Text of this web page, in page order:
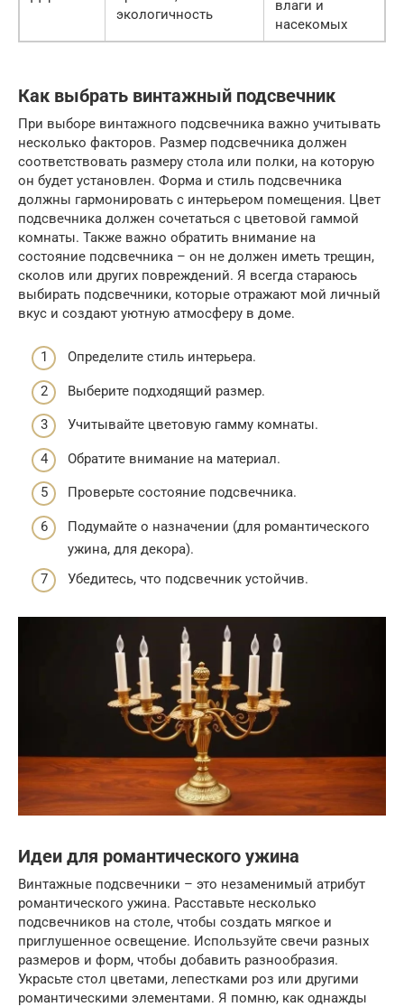
экологичность
влаги и
насекомых
Как выбрать винтажный подсвечник
При выборе винтажного подсвечника важно учитывать
несколько факторов. Размер подсвечника должен
соответствовать размеру стола или полки, на которую
он будет установлен. Форма и стиль подсвечника
должны гармонировать с интерьером помещения. Цвет
подсвечника должен сочетаться с цветовой гаммой
комнаты. Также важно обратить внимание на
состояние подсвечника – он не должен иметь трещин,
сколов или других повреждений. Я всегда стараюсь
выбирать подсвечники, которые отражают мой личный
вкус и создают уютную атмосферу в доме.
Определите стиль интерьера.
Выберите подходящий размер.
Учитывайте цветовую гамму комнаты.
Обратите внимание на материал.
Проверьте состояние подсвечника.
Подумайте о назначении (для романтического
ужина, для декора).
Убедитесь, что подсвечник устойчив.
Идеи для романтического ужина
Винтажные подсвечники – это незаменимый атрибут
романтического ужина. Расставьте несколько
подсвечников на столе, чтобы создать мягкое и
приглушенное освещение. Используйте свечи разных
размеров и форм, чтобы добавить разнообразия.
Украсьте стол цветами, лепестками роз или другими
романтическими элементами. Я помню, как однажды